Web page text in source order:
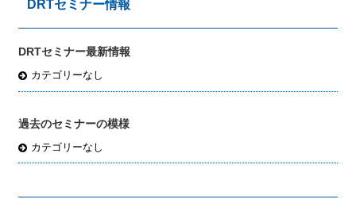
DRTセミナー情報
DRTセミナー最新情報
カテゴリーなし
過去のセミナーの模様
カテゴリーなし